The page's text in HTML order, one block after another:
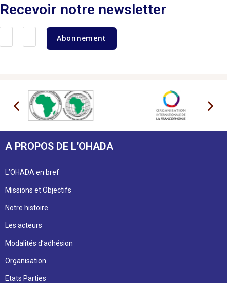
Recevoir notre newsletter
Abonnement
A PROPOS DE L’OHADA
L’OHADA en bref
Missions et Objectifs
Notre histoire
Les acteurs
Modalités d’adhésion
Organisation
Etats Parties